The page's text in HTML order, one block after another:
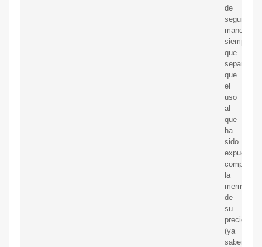
de
segunda
mano,
siempre
que
sepamos
que
el
uso
al
que
ha
sido
expuesta
compensa
la
merma
de
su
precio
(ya
sabemos